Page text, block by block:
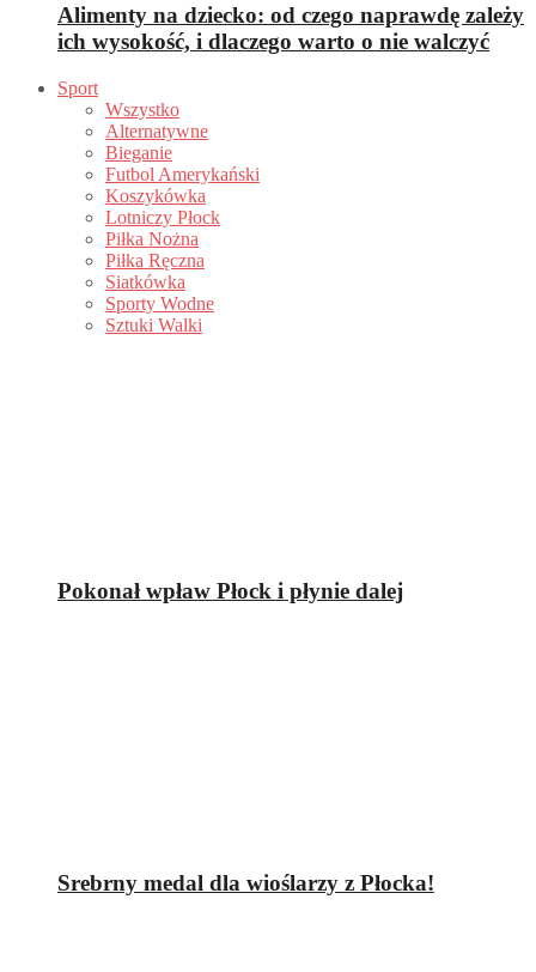
Alimenty na dziecko: od czego naprawdę zależy
ich wysokość, i dlaczego warto o nie walczyć
Sport
Wszystko
Alternatywne
Bieganie
Futbol Amerykański
Koszykówka
Lotniczy Płock
Piłka Nożna
Piłka Ręczna
Siatkówka
Sporty Wodne
Sztuki Walki
Pokonał wpław Płock i płynie dalej
Srebrny medal dla wioślarzy z Płocka!